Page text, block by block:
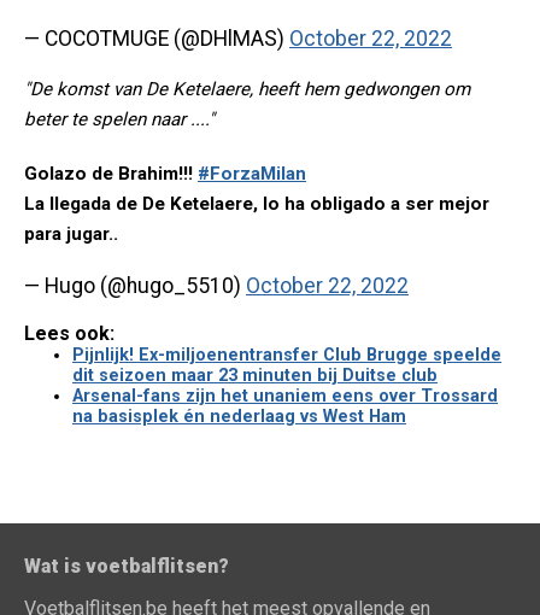
— COCOTMUGE (@DHlMAS) October 22, 2022
"De komst van De Ketelaere, heeft hem gedwongen om
beter te spelen naar ...."
Golazo de Brahim!!! #ForzaMilan
La llegada de De Ketelaere, lo ha obligado a ser mejor
para jugar..
— Hugo (@hugo_5510) October 22, 2022
Lees ook:
Pijnlijk! Ex-miljoenentransfer Club Brugge speelde
dit seizoen maar 23 minuten bij Duitse club
Arsenal-fans zijn het unaniem eens over Trossard
na basisplek én nederlaag vs West Ham
Wat is voetbalflitsen?
Voetbalflitsen.be heeft het meest opvallende en